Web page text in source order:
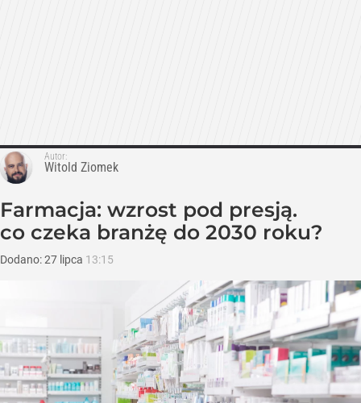
Autor:
Witold Ziomek
Farmacja: wzrost pod presją.
co czeka branżę do 2030 roku?
Dodano:27 lipca 13:15